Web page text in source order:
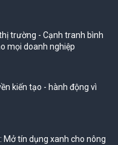
trường - Cạnh tranh bình
mọi doanh nghiệp
kiến tạo - hành động vì
Mở tín dụng xanh cho nông